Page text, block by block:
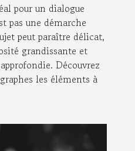
pour un dialogue
pas une démarche
peut paraître délicat,
grandissante et
Découvrez
les éléments à